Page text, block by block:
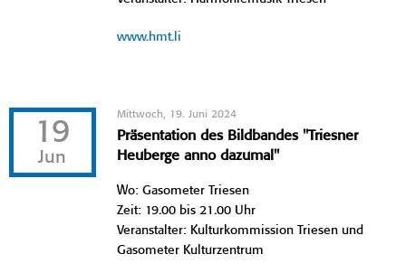
www.hmt.li
19
Jun
Mittwoch, 19. Juni 2024
Präsentation des Bildbandes "Triesner
Heuberge anno dazumal"
Wo: Gasometer Triesen
Zeit: 19.00 bis 21.00 Uhr
Veranstalter: Kulturkommission Triesen und
Gasometer Kulturzentrum